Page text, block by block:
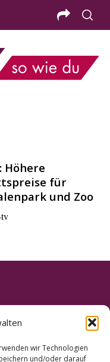
wir Technologien
und/oder darauf
Höhere
für
und Zoo